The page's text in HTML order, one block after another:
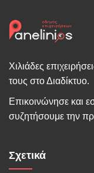
Χιλιάδες
τους στο Διαδίκτυο.
Επικοινώνησε και
συζητήσουμε την
Σχετικά